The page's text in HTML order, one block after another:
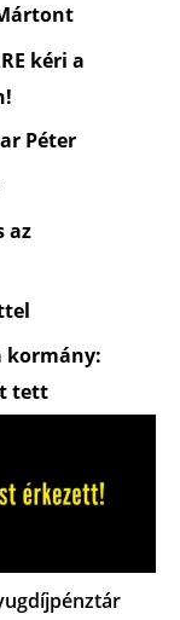
kéri a
Péter
az
kormány:
tett